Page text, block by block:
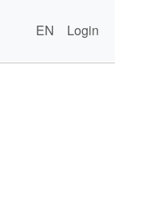
EN Login